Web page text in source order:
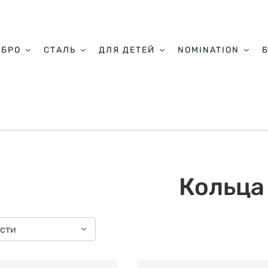
СТАЛЬ ДЛЯ ДЕТЕЙ NOMINATION